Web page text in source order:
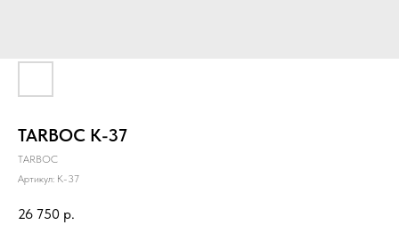
TARBOC K-37
TARBOC
Артикул: K-37
26 750 р.